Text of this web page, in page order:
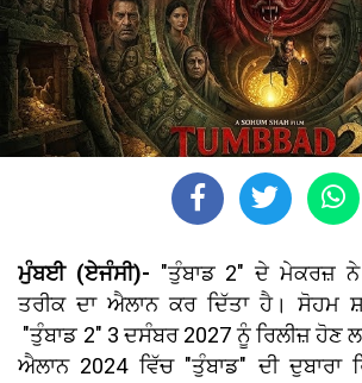
ਮੁੰਬਈ (ਏਜੰਸੀ)- "ਤੁੰਬਾਡ 2" ਦੇ ਮੇਕਰਜ਼ ਨੇ
ਤਰੀਕ ਦਾ ਐਲਾਨ ਕਰ ਦਿੱਤਾ ਹੈ। ਸੋਹਮ
"ਤੁੰਬਾਡ 2" 3 ਦਸੰਬਰ 2027 ਨੂੰ ਰਿਲੀਜ਼
ਐਲਾਨ 2024 ਵਿੱਚ "ਤੁੰਬਾਡ" ਦੀ ਦੁਬਾਰਾ